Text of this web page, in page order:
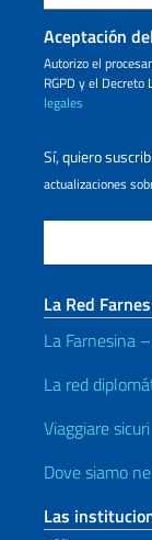
Aceptación
Autorizo ​​el
RGPD y el
legales
Sí, quiero
actualizaciones
La Red
La Farnesina
La red
Viaggiare sicuri
Dove siamo
Las